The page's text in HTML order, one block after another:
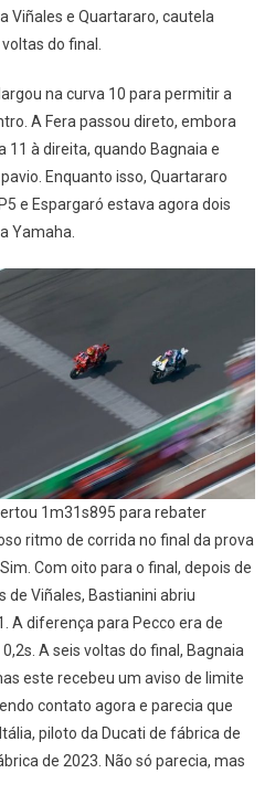
Viñales e Quartararo, cautela
do final.
na curva 10 para permitir a
A Fera passou direto, embora
11 à direita, quando Bagnaia e
Enquanto isso, Quartararo
e Espargaró estava agora dois
Yamaha.
1m31s895 para rebater
ritmo de corrida no final da prova
Com oito para o final, depois de
de Viñales, Bastianini abriu
A diferença para Pecco era de
A seis voltas do final, Bagnaia
este recebeu um aviso de limite
contato agora e parecia que
piloto da Ducati de fábrica de
de 2023. Não só parecia, mas